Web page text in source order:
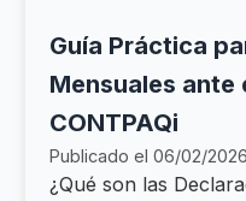
Guía Práctica
Mensuales ante
CONTPAQi
Publicado el 06/02/
¿Qué son las